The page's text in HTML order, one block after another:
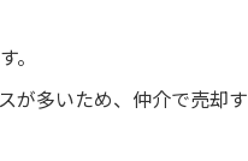
。
が多いため、仲介で売却